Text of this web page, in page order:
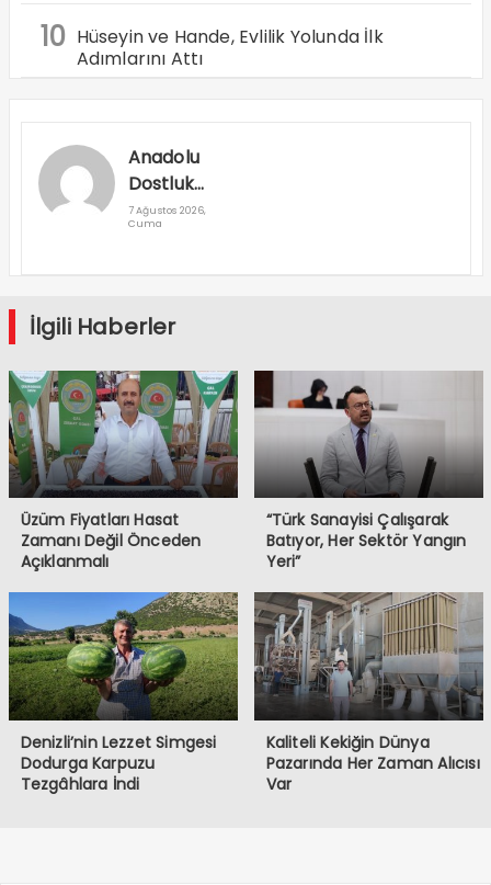
10 Hüseyin ve Hande, Evlilik Yolunda İlk
Adımlarını Attı
Anadolu
Dostluk
Rallisi
7 Ağustos 2026,
Cuma
İlgili Haberler
Üzüm Fiyatları Hasat
Zamanı Değil Önceden
Açıklanmalı
“Türk Sanayisi Çalışarak
Batıyor, Her Sektör Yangın
Yeri”
Denizli’nin Lezzet Simgesi
Dodurga Karpuzu
Tezgâhlara İndi
Kaliteli Kekiğin Dünya
Pazarında Her Zaman Alıcısı
Var